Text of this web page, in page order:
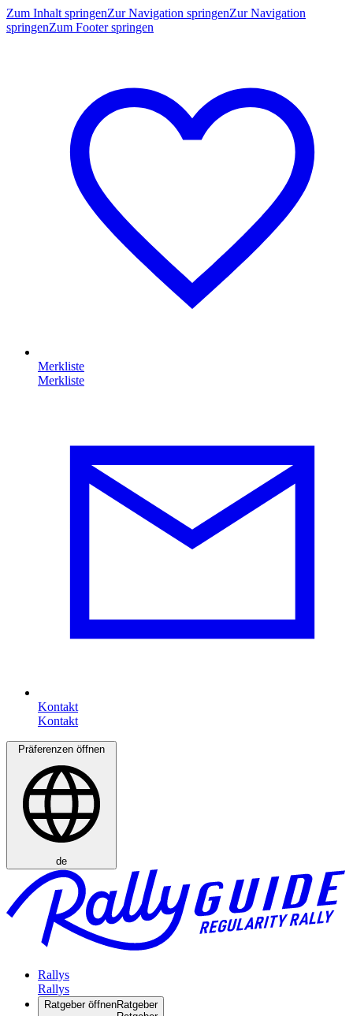
Zum Inhalt springenZur Navigation springenZur Navigation
springenZum Footer springen
Merkliste
Kontakt
Präferenzen öffnen
de
Rallys
Ratgeber öffnenRatgeber